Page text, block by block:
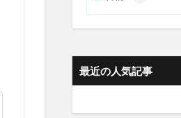
最近の人気記事